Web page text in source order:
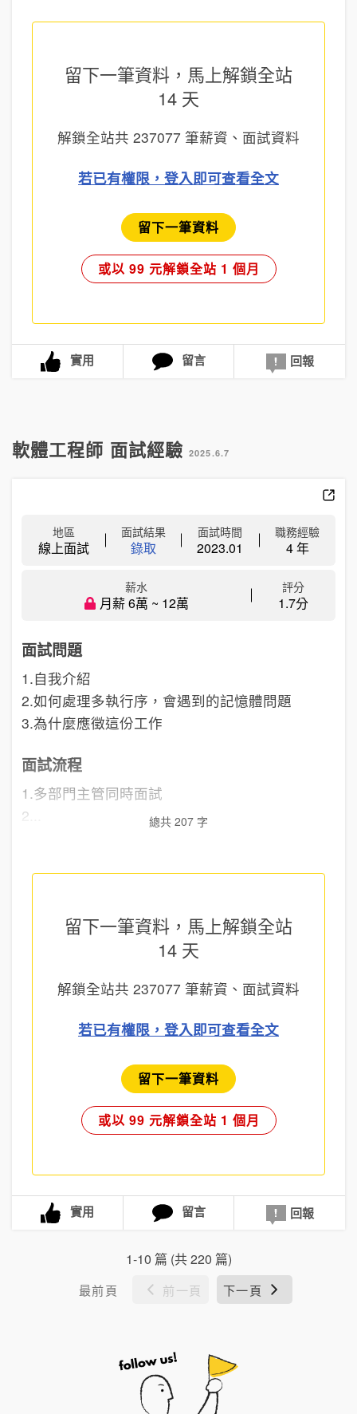
留下一筆資料，馬上解鎖全站
14 天
解鎖全站共 237077 筆薪資、面試資料
若已有權限，登入即可查看全文
留下一筆資料
或以 99 元解鎖全站 1 個月
實用 留言 回報
軟體工程師 面試經驗 2025.6.7
地區
線上面試
面試結果
錄取
面試時間
2023.01
職務經驗
4 年
薪水
月薪 6萬 ~ 12萬
評分
1.7分
面試問題
1.自我介紹
2.如何處理多執行序，會遇到的記憶體問題
3.為什麼應徵這份工作
面試流程
1.多部門主管同時面試
2...
總共 207 字
留下一筆資料，馬上解鎖全站
14 天
解鎖全站共 237077 筆薪資、面試資料
若已有權限，登入即可查看全文
留下一筆資料
或以 99 元解鎖全站 1 個月
實用 留言 回報
1-10 篇 (共 220 篇)
最前頁 前一頁 下一頁